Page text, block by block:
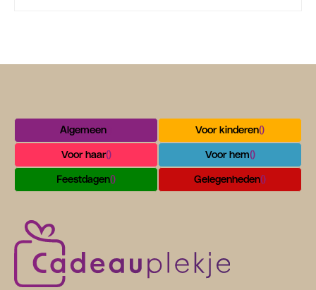
Algemeen Voor kinderen()
Voor haar() Voor hem()
Feestdagen() Gelegenheden()